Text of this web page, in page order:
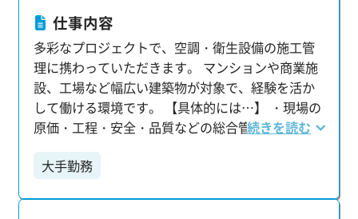
仕事内容
多彩なプロジェクトで、空調・衛生設備の施工管
理に携わっていただきます。 マンションや商業施
設、工場など幅広い建築物が対象で、経験を活か
して働ける環境です。 【具体的には…】 ・現場の
原価・工程・安全・品質などの総合管理 ・現場写
真の撮影・記録管理 ・協力業者との打ち合わせ
や、資材の発注・調整 ・関連書類の作成、各種手
続きを読む
大手勤務